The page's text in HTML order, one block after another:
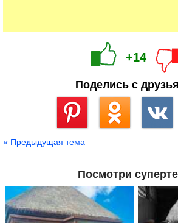
+14
Поделись с
« Предыдущая тема
Посмотри